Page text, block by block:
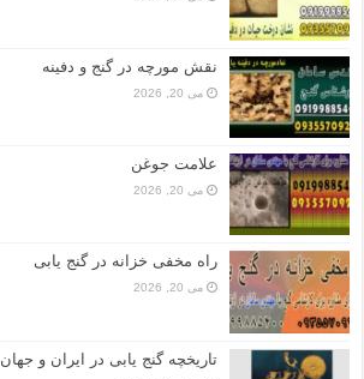
نقش مورچه در گنج و دفینه
می 20, 2026
علامت جوغن
می 20, 2026
راه مخفی خزانه در گنج یابی
می 20, 2026
تاریخچه گنج‌ یابی در ایران و جهان